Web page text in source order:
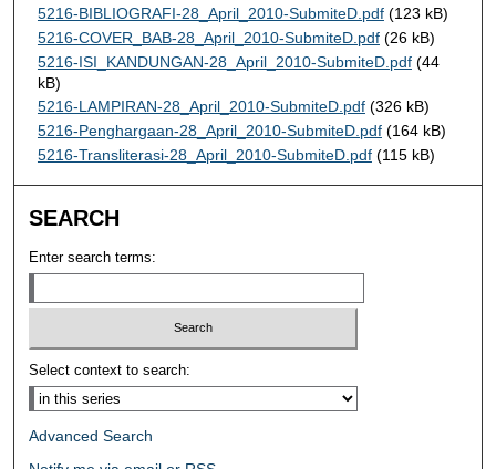
5216-BIBLIOGRAFI-28_April_2010-SubmiteD.pdf(123 kB)
5216-COVER_BAB-28_April_2010-SubmiteD.pdf(26 kB)
5216-ISI_KANDUNGAN-28_April_2010-SubmiteD.pdf(44
kB)
5216-LAMPIRAN-28_April_2010-SubmiteD.pdf(326 kB)
5216-Penghargaan-28_April_2010-SubmiteD.pdf(164 kB)
5216-Transliterasi-28_April_2010-SubmiteD.pdf(115 kB)
SEARCH
Enter search terms:
Select context to search:
Advanced Search